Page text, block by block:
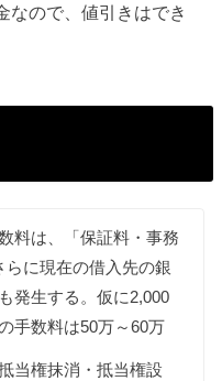
なので、値引きはでき
料は、「保証料・事務
に現在の借入先の銀
発生する。仮に2,000
手数料は50万～60万
当権抹消・抵当権設